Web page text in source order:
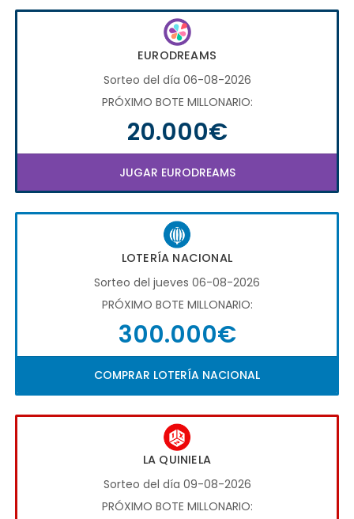
EURODREAMS
Sorteo del día 06-08-2026
PRÓXIMO BOTE MILLONARIO:
20.000€
JUGAR EURODREAMS
LOTERÍA NACIONAL
Sorteo del jueves 06-08-2026
PRÓXIMO BOTE MILLONARIO:
300.000€
COMPRAR LOTERÍA NACIONAL
LA QUINIELA
Sorteo del día 09-08-2026
PRÓXIMO BOTE MILLONARIO: